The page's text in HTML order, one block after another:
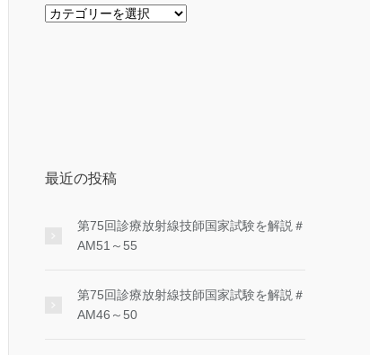
カ
最近の投稿
第75回診療放射線技師国家試験を解説＃
AM51～55
第75回診療放射線技師国家試験を解説＃
AM46～50